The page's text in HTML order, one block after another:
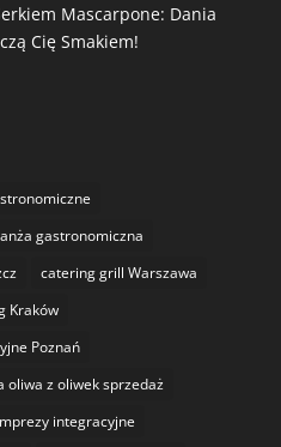
Mascarpone: Dania
Cię Smakiem!
gastronomiczna
catering grill Warszawa
Kraków
Poznań
oliwa z oliwek sprzedaż
integracyjne